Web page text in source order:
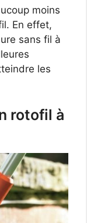
moins
En effet,
sans fil à
les
rotofil à